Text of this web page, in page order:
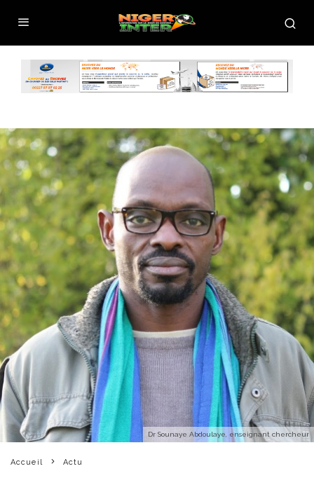
Dr Sounaye Abdoulaye, enseignant chercheur
Accueil Actu